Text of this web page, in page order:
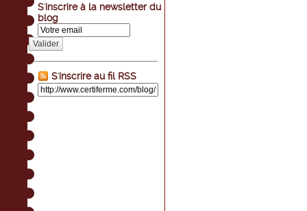
S'inscrire à la newsletter du
blog
Valider
S'inscrire au fil RSS